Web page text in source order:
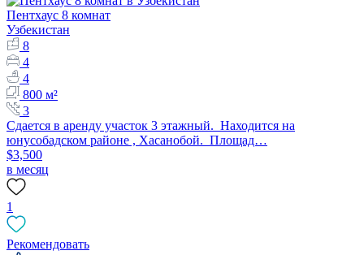
Пентхаус 8 комнат
Узбекистан
8
4
4
800 м²
3
Сдается в аренду участок 3 этажный. Находится на
юнусобадском районе , Хасанобой. Площад…
$3,500
в месяц
1
Рекомендовать